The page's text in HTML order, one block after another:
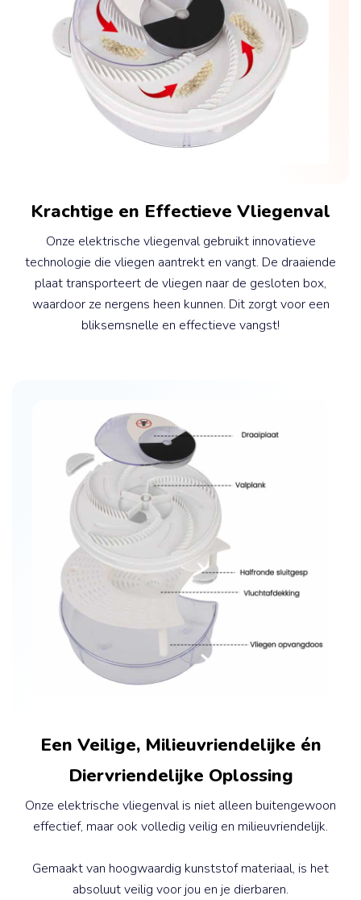
Krachtige en Effectieve Vliegenval
Onze elektrische vliegenval gebruikt innovatieve
technologie die vliegen aantrekt en vangt. De draaiende
plaat transporteert de vliegen naar de gesloten box,
waardoor ze nergens heen kunnen. Dit zorgt voor een
bliksemsnelle en effectieve vangst!
Een Veilige, Milieuvriendelijke én
Diervriendelijke Oplossing
Onze elektrische vliegenval is niet alleen buitengewoon
effectief, maar ook volledig veilig en milieuvriendelijk.
Gemaakt van hoogwaardig kunststof materiaal, is het
absoluut veilig voor jou en je dierbaren.